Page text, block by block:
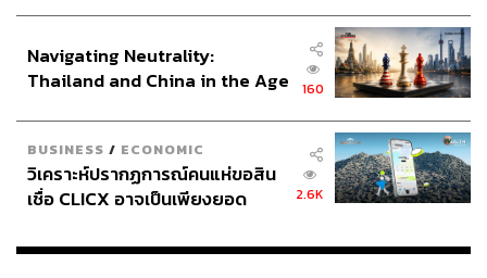
Navigating Neutrality:
Thailand and China in the Age
160
BUSINESS / ECONOMIC
วิเคราะห์ปรากฏการณ์คนแห่ขอสิน
เชื่อ CLICX อาจเป็นเพียงยอด
เรือนไทยที่ถูกซุกไว้
2.6K